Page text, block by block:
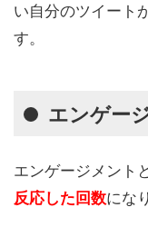
い自分のツイート
す。
エンゲー
エンゲージメント
反応した回数にな